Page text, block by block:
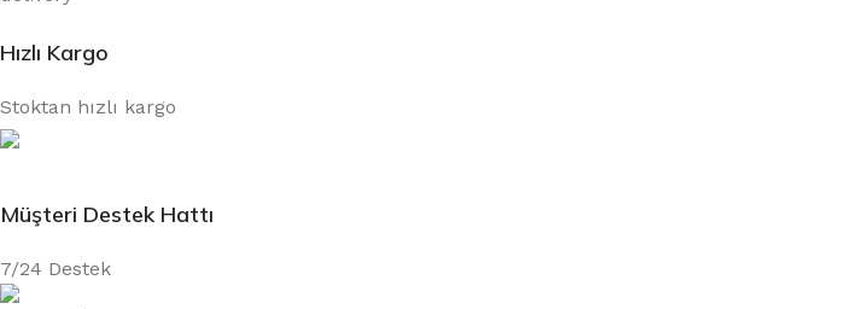
Hızlı Kargo
Stoktan hızlı kargo
Müşteri Destek Hattı
7/24 Destek